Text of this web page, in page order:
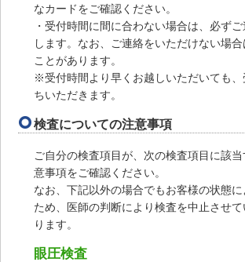
なカードをご確認ください。
・受付時間に間に合わない場合は、必ず
します。なお、ご連絡をいただけない場
ことがあります。
※受付時間より早くお越しいただいても
ちいただきます。
検査についての注意事項
ご自分の検査項目が、次の検査項目に該
意事項をご確認ください。
なお、下記以外の場合でもお客様の状態
ため、医師の判断により検査を中止させ
ります。
眼圧検査